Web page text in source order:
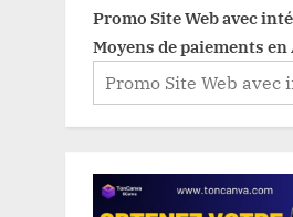
Promo Site Web avec
Moyens de paiements